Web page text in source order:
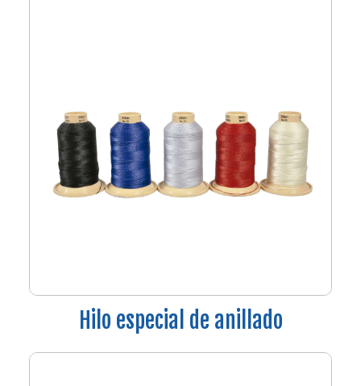
Hilo especial de anillado